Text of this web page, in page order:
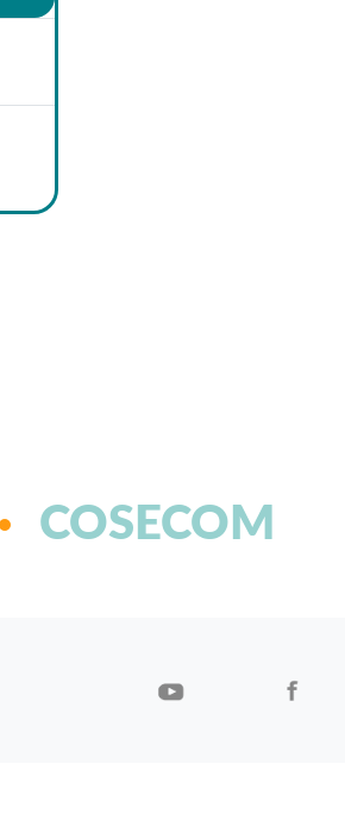
COSECOM